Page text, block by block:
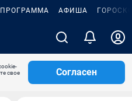
АФИША
свое
Согласен